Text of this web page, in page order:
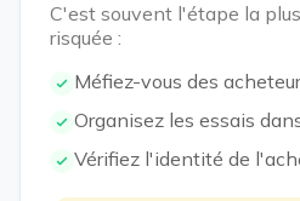
C'est souvent l'étape la
risquée :
Méfiez-vous des
Organisez les essais
Vérifiez l'identité de